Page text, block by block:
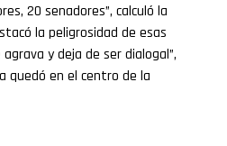
20 senadores”, calculó la
la peligrosidad de esas
y deja de ser dialogal”,
quedó en el centro de la